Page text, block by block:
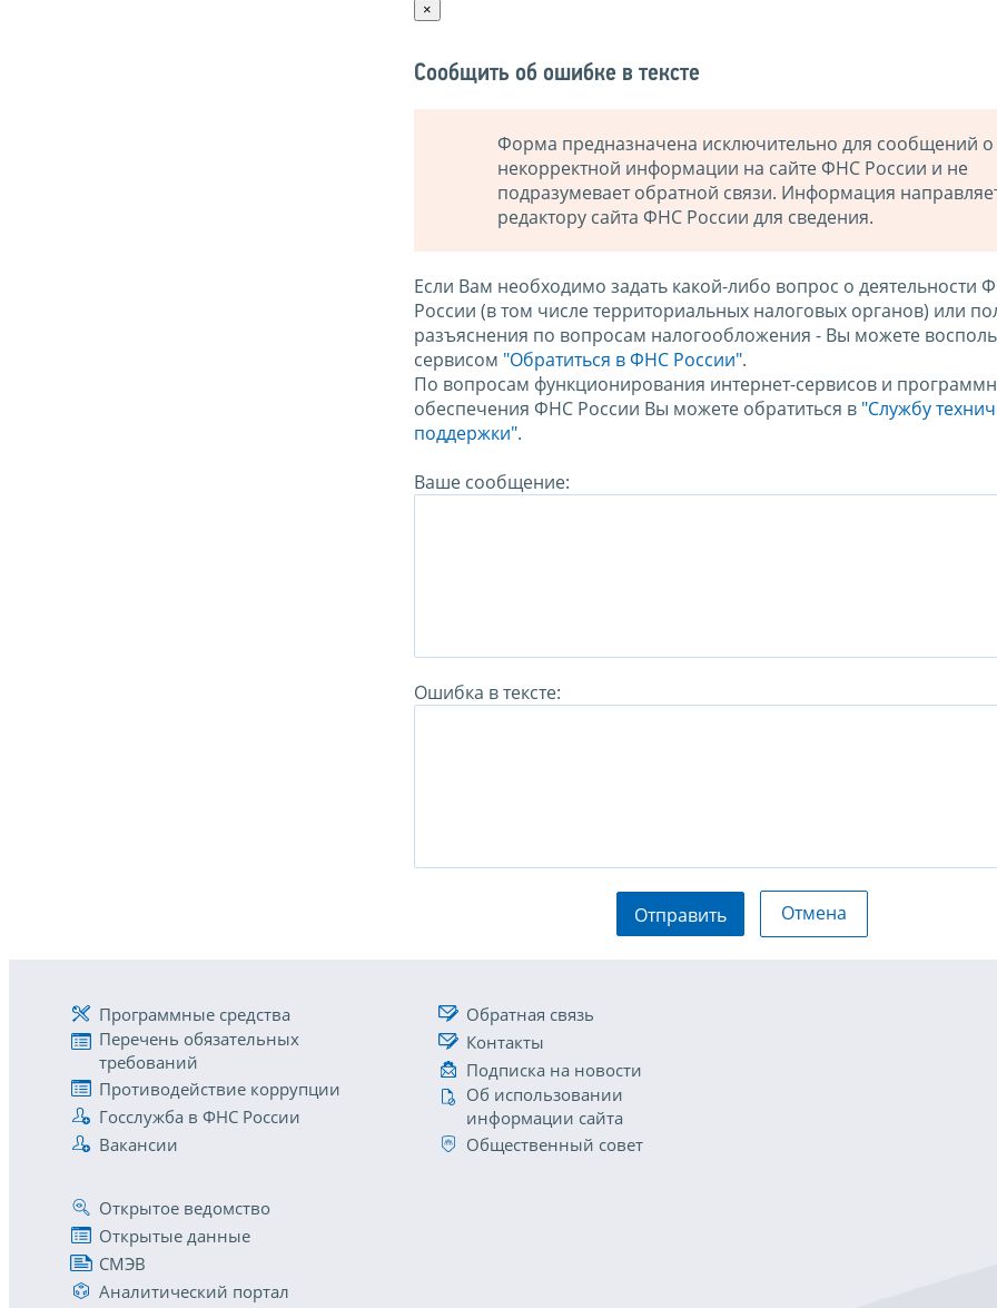
×
Сообщить об ошибке в тексте
Форма предназначена исключительно для сообщений о
некорректной информации на сайте ФНС России и не
подразумевает обратной связи. Информация
редактору сайта ФНС России для сведения.
Если Вам необходимо задать какой-либо вопрос о деятельности
России (в том числе территориальных налоговых органов) или
разъяснения по вопросам налогообложения - Вы можете
сервисом "Обратиться в ФНС России".
По вопросам функционирования интернет-сервисов и
обеспечения ФНС России Вы можете обратиться в "Службу
поддержки".
Ваше сообщение:
Ошибка в тексте:
Отправить Отмена
Программные средства
Перечень обязательных
требований
Противодействие коррупции
Госслужба в ФНС России
Вакансии
Обратная связь
Контакты
Подписка на новости
Об использовании
информации сайта
Общественный совет
Открытое ведомство
Открытые данные
СМЭВ
Аналитический портал